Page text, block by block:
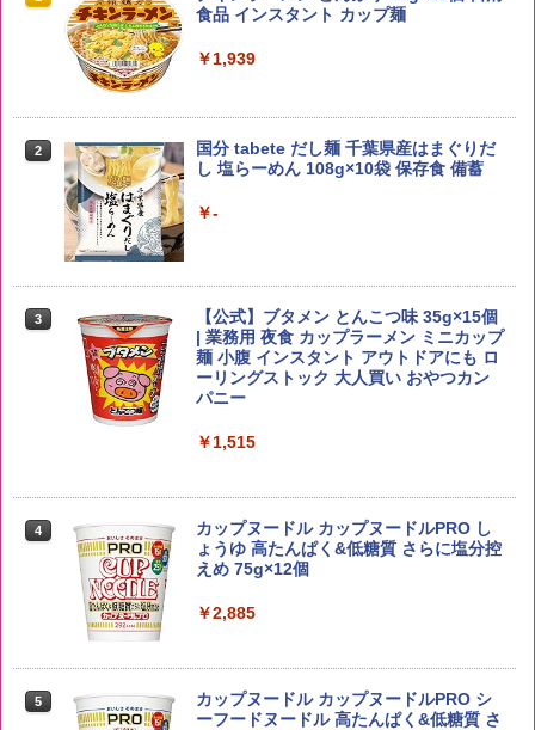
2
【在庫処分価格】ももたろう印 無洗米 5
kg 業務用 お米マイスターブレンド
3
野沢農産 無洗米 青い流るる コシヒカリ
5kg 長野県産 令和7年産
￥3,980
4
by Amazon あきたこまちブレンド 無洗
米 5kg
￥3,396
5
by Amazon 新潟県産 新潟のお米 無洗米
5kg
ー4000ml ブラックニッカクリア ウヰス
お得 4リットル
イボール 大容量
【数量限定】竹鶴ピュアモルト700ml ア
サヒ [ ウイスキー 日本 700ml ]【中元 ギ
フト プレゼント 贈り物に】
￥6,900
4
角ハイボール 350ml×24本 サントリー ウ
イスキー ハイボール 缶
5
トリスウイスキー 4000ml サントリー 大
容量 4リットル
食品 インスタント カップ麺
￥1,939
2
国分 tabete だし麺 千葉県産はまぐりだ
し 塩らーめん 108g×10袋 保存食 備蓄
￥-
3
【公式】ブタメン とんこつ味 35g×15個
| 業務用 夜食 カップラーメン ミニカップ
麺 小腹 インスタント アウトドアにも ロ
ーリングストック 大人買い おやつカン
パニー
￥1,515
4
カップヌードル カップヌードルPRO し
ょうゆ 高たんぱく&低糖質 さらに塩分控
えめ 75g×12個
￥2,885
5
カップヌードル カップヌードルPRO シ
ーフードヌードル 高たんぱく&低糖質 さ